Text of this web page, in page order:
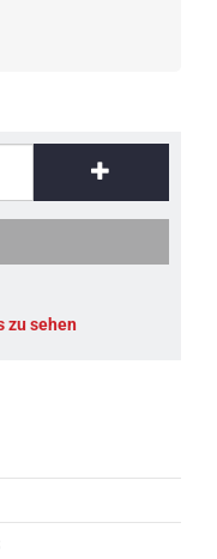
zu sehen